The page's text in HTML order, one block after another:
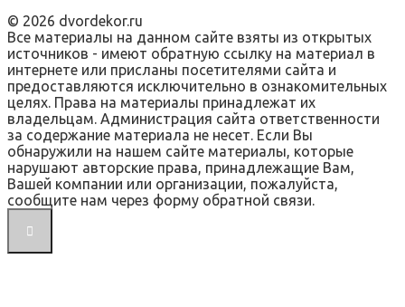
© 2026 dvordekor.ru
Все материалы на данном сайте взяты из открытых
источников - имеют обратную ссылку на материал в
интернете или присланы посетителями сайта и
предоставляются исключительно в ознакомительных
целях. Права на материалы принадлежат их
владельцам. Администрация сайта ответственности
за содержание материала не несет. Если Вы
обнаружили на нашем сайте материалы, которые
нарушают авторские права, принадлежащие Вам,
Вашей компании или организации, пожалуйста,
сообщите нам через форму обратной связи.